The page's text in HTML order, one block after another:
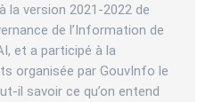
la version 2021-2022 de
de l’Information de
et a participé à la
organisée par GouvInfo le
il savoir ce qu’on entend